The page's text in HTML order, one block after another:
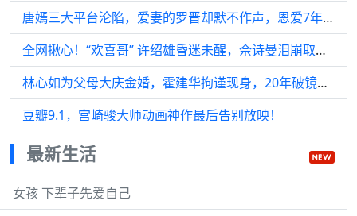
唐嫣三大平台沦陷，爱妻的罗晋却默不作声，恩爱7年终难抵现实？
全网揪心！“欢喜哥” 许绍雄昏迷未醒，佘诗曼泪崩取消行程，全港明星扎堆医院
林心如为父母大庆金婚，霍建华拘谨现身，20年破镜重圆弥补遗憾
豆瓣9.1，宫崎骏大师动画神作最后告别放映！
最新生活
女孩 下辈子先爱自己